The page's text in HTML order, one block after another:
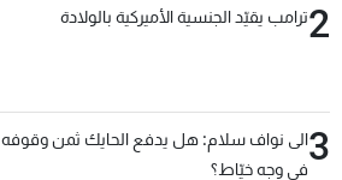
2ترامب يقيّد الجنسية الأميركية بالولادة
3الى نواف سلام: هل يدفع الحايك ثمن وقوفه
في وجه خيّاط؟